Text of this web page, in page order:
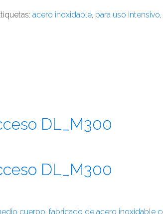
acero inoxidable, para uso intensivo,
DL_M300
DL_M300
cuerpo, fabricado de acero inoxidable